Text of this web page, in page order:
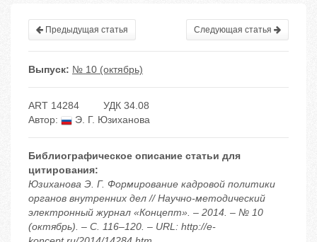
Предыдущая статья Следующая статья
Выпуск: № 10 (октябрь)
ART 14284
УДК 34.08
Автор:
Э. Г. Юзиханова
Библиографическое описание статьи для
цитирования:
Юзиханова Э. Г. Формирование кадровой политики
органов внутренних дел // Научно-методический
электронный журнал «Концепт». – 2014. – № 10
(октябрь). – С. 116–120. – URL: http://e-